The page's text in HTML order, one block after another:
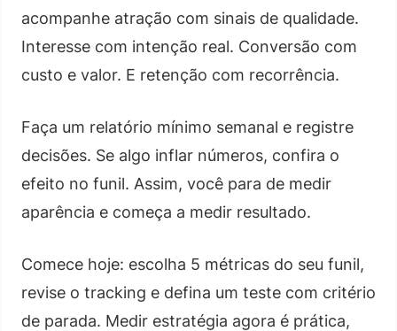
acompanhe atração com sinais de qualidade.
Interesse com intenção real. Conversão com
custo e valor. E retenção com recorrência.
Faça um relatório mínimo semanal e registre
decisões. Se algo inflar números, confira o
efeito no funil. Assim, você para de medir
aparência e começa a medir resultado.
Comece hoje: escolha 5 métricas do seu funil,
revise o tracking e defina um teste com critério
de parada. Medir estratégia agora é prática,